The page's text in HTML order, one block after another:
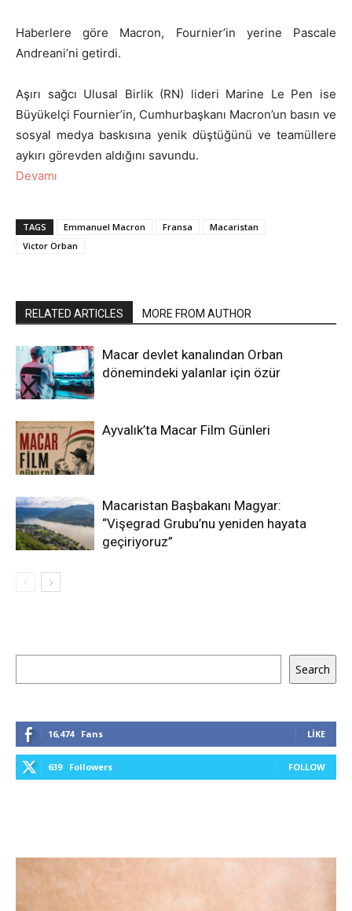
Haberlere göre Macron, Fournier’in yerine Pascale
Andreani’ni getirdi.
Aşırı sağcı Ulusal Birlik (RN) lideri Marine Le Pen ise
Büyükelçi Fournier’in, Cumhurbaşkanı Macron’un basın ve
sosyal medya baskısına yenik düştüğünü ve teamüllere
aykırı görevden aldığını savundu.
Devamı
TAGS Emmanuel Macron Fransa
Macaristan
Victor Orban
RELATED ARTICLES MORE FROM AUTHOR
Macar devlet kanalından Orban
dönemindeki yalanlar için özür
Ayvalık’ta Macar Film Günleri
Macaristan Başbakanı Magyar:
“Vişegrad Grubu’nu yeniden hayata
geçiriyoruz”
Search
16,474 Fans LIKE
639 Followers FOLLOW